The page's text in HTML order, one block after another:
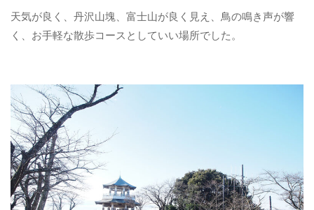
天気が良く、丹沢山塊、富士山が良く見え、鳥の鳴き声が響
く、お手軽な散歩コースとしていい場所でした。